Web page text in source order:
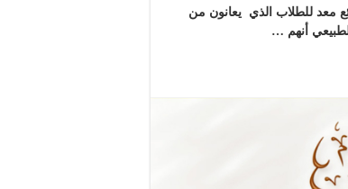
معد للطلاب الذي يعانون من
أنهم …